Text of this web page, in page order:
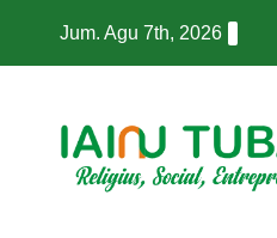
Jum. Agu 7th, 2026